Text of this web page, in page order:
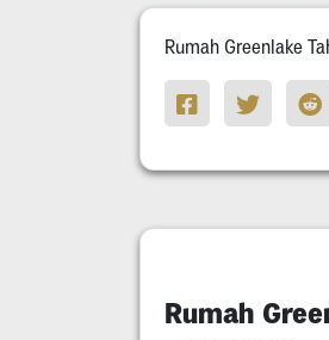
Rumah Greenlake
Rumah